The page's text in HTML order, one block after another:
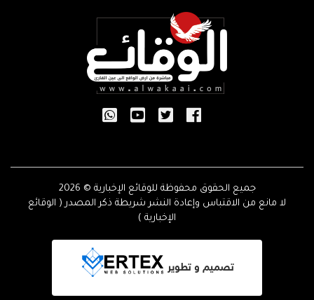
جميع الحقوق محفوظة للوقائع الإخبارية © 2026
لا مانع من الاقتباس وإعادة النشر شريطة ذكر المصدر ( الوقائع
الإخبارية )
تصميم و تطوير